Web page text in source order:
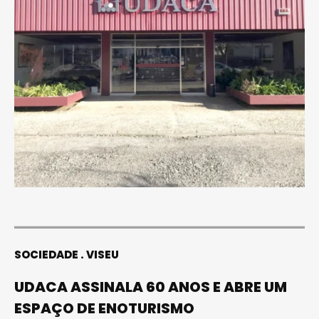
SOCIEDADE VISEU
UDACA ASSINALA 60 ANOS E ABRE UM
ESPAÇO DE ENOTURISMO